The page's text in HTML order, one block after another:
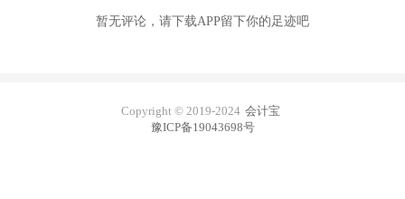
验收合同，乙方已开具合同价的95%的增值税专用发
暂无评论，请下载APP留下你的足迹吧
Copyright © 2019-2024 会计宝
豫ICP备19043698号